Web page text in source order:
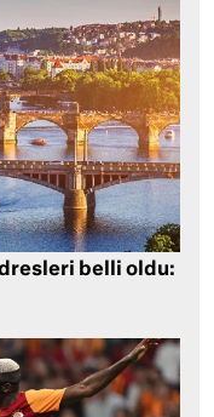
belli oldu: